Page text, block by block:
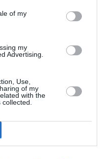
of my
my
Advertising.
Use,
of my
with the
τα τελευταία νέα για